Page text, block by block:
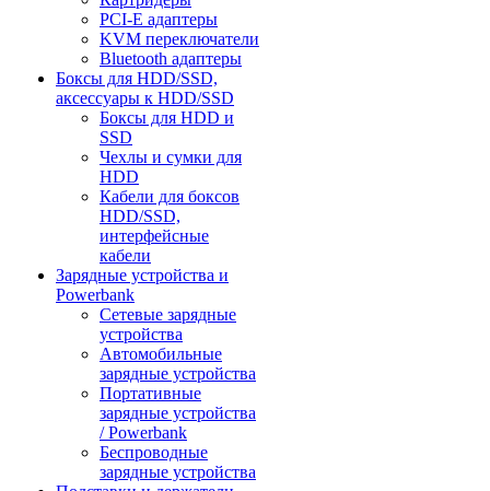
PCI-E адаптеры
KVM переключатели
Bluetooth адаптеры
Боксы для HDD/SSD,
аксессуары к HDD/SSD
Боксы для HDD и
SSD
Чехлы и сумки для
HDD
Кабели для боксов
HDD/SSD,
интерфейсные
кабели
Зарядные устройства и
Powerbank
Сетевые зарядные
устройства
Автомобильные
зарядные устройства
Портативные
зарядные устройства
/ Powerbank
Беспроводные
зарядные устройства